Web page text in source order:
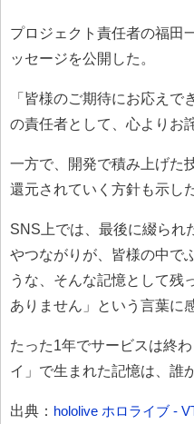
プロジェクト責任者の福田
ッセージを公開した。
「皆様のご期待にお応えで
の責任者として、心よりお
一方で、開発で積み上げた
還元されていく方針も示した
SNS上では、最後に綴られ
やつながりが、皆様の中で
うな、そんな記憶として残
ありません」という言葉に
たった1年でサービスは終
イ」で生まれた記憶は、誰
出典： hololive ホロライブ -